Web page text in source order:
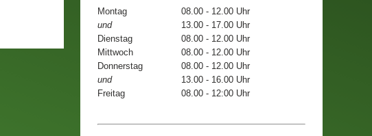
Montag
08.00 - 12.00 Uhr
und
13.00 - 17.00 Uhr
Dienstag
08.00 - 12.00 Uhr
Mittwoch
08.00 - 12.00 Uhr
Donnerstag
08.00 - 12.00 Uhr
und
13.00 - 16.00 Uhr
Freitag
08.00 - 12:00 Uhr